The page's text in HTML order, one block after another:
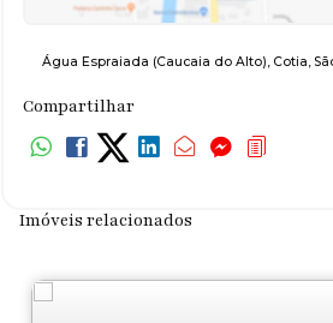
Água Espraiada (Caucaia do Alto) Cotia
Compartilhar
Imóveis relacionados